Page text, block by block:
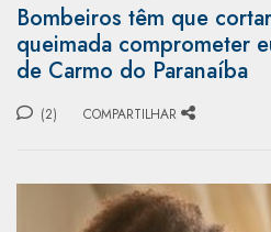
Bombeiros têm que
queimada comprometer
de Carmo do Paranaíba
(2) COMPARTILHAR